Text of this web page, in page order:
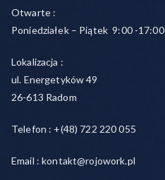
Otwarte :
Poniedziałek – Piątek 9:00 -17:00
Lokalizacja :
ul. Energetyków 49
26-613 Radom
Telefon : +(48) 722 220 055
Email : kontakt@rojowork.pl